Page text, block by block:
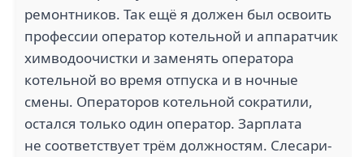
ремонтников. Так ещё я должен был освоить
профессии оператор котельной и аппаратчик
химводоочистки и заменять оператора
котельной во время отпуска и в ночные
смены. Операторов котельной сократили,
остался только один оператор. Зарплата
не соответствует трём должностям. Слесари-